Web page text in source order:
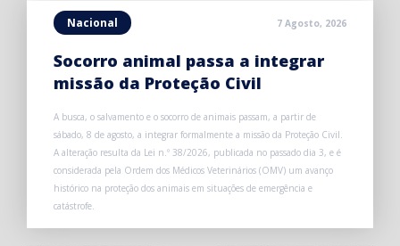
Nacional 7 Agosto, 2026
Socorro animal passa a integrar
missão da Proteção Civil
A busca, o salvamento e o socorro de animais passam, a partir de
sábado, 8 de agosto, a integrar formalmente a missão da Proteção Civil.
A alteração resulta da Lei n.º 38/2026, publicada no passado dia 3, e é
considerada pela Ordem dos Médicos Veterinários (OMV) um avanço
histórico na proteção dos animais em situações de emergência e
catástrofe.